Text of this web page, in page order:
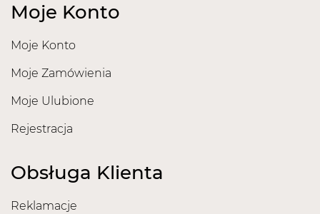
Moje Konto
Moje Konto
Moje Zamówienia
Moje Ulubione
Rejestracja
Obsługa Klienta
Reklamacje